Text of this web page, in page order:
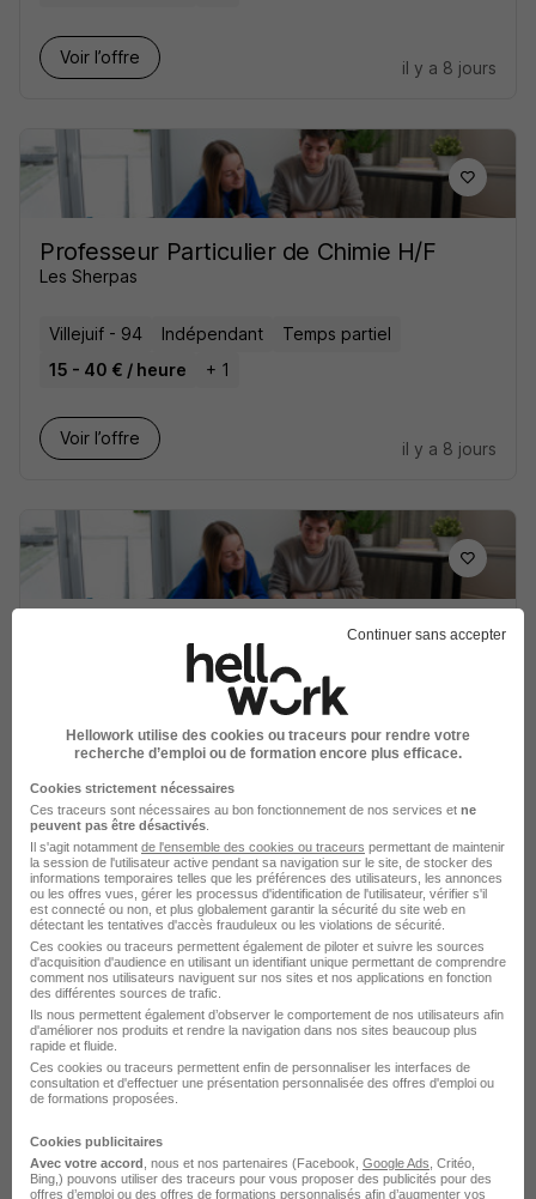
Voir l’offre
il y a 8 jours
Professeur Particulier de Chimie H/F
Les Sherpas
Villejuif - 94 Indépendant
Temps partiel
15 - 40 € / heure
+ 1
Voir l’offre
il y a 8 jours
Professeur Particulier d'Esh H/F
Indépendant
Temps partiel
15 - 40 € / heure
+ 1
Voir l’offre
Professeur Particulier de Soutien
Scolaire H/F
Les Sherpas
15 - 40 € / heure
+ 1
Continuer sans accepter
Hellowork utilise des cookies ou traceurs pour rendre votre
recherche d’emploi ou de formation encore plus efficace.
Cookies strictement nécessaires
Ces traceurs sont nécessaires au bon fonctionnement de nos services et ne
peuvent pas être désactivés
Il s'agit notamment de l'ensemble des cookies ou traceurs permettant de maintenir
la session de l'utilisateur active pendant sa navigation sur le site, de stocker des
informations temporaires telles que les préférences des utilisateurs, les annonces
ou les offres vues, gérer les processus d'identification de l'utilisateur, vérifier s'il
est connecté ou non, et plus globalement garantir la sécurité du site web en
détectant les tentatives d'accès frauduleux ou les violations de sécurité.
Ces cookies ou traceurs permettent également de piloter et suivre les sources
d'acquisition d'audience en utilisant un identifiant unique permettant de comprendre
comment nos utilisateurs naviguent sur nos sites et nos applications en fonction
des différentes sources de trafic.
Ils nous permettent également d’observer le comportement de nos utilisateurs afin
d'améliorer nos produits et rendre la navigation dans nos sites beaucoup plus
rapide et fluide.
Ces cookies ou traceurs permettent enfin de personnaliser les interfaces de
consultation et d'effectuer une présentation personnalisée des offres d'emploi ou
de formations proposées.
Cookies publicitaires
Avec votre accord , nous et nos partenaires (Facebook, Google Ads , Critéo,
Bing,) pouvons utiliser des traceurs pour vous proposer des publicités pour des
offres d’emploi ou des offres de formations personnalisés afin d’augmenter vos